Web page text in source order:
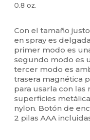
0.8 oz.
Con el tamaño
en spray es
primer modo es
segundo modo es
tercer modo es
trasera magnética
para usarla con las
superficies
nylon. Botón de
2 pilas AAA